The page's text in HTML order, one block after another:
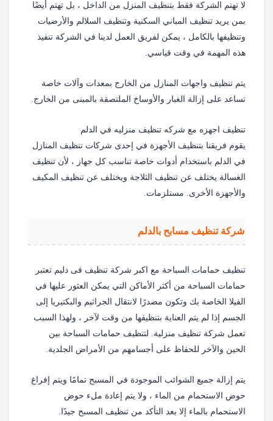
لا تهتم الشركة فقط بتنظيف المنزل من الداخل ، بل تهتم أيضًا
بمن يريد تنظيف المباني السكنية وتنظيف السلالم والأرضيات
وتنظيفها بالكامل ، يمكن لفريق العمل لدينا في الشركة تنفيذ
هذه المهمة في وقت قياسي.
يتم تنظيف واجهات المنازل من الخارج بمعدات وآلات خاصة
تساعد على إزالة الغبار والأوساخ الملتصقة بالمبنى من الخارج.
تنظيف اجهزه مع شركه تنظيف منزليه في الدلم
يقوم فريقنا بتنظيف الأجهزة في إحدى شركات تنظيف المنازل
في الدلم باستخدام أدوات خاصة تناسب كل جهاز ، لأن تنظيف
الغسالة يختلف عن تنظيف الثلاجة ويختلف عن تنظيف المكيف
والأجهزة الأخرى. مستلزمات.
شركة تنظيف مسابح بالدلم
تنظيف حمامات السباحة مع اكبر شركة تنظيف فى دليم تعتبر
حمامات السباحة من أكثر الأماكن التي يمكن العثور عليها في
الفيلا الخاصة بك وتكون مصدرًا لانتقال الجراثيم والبكتيريا إلى
الجسم إذا لم يتم العناية بتنظيفها من وقت لآخر ، ولهذا السبب
تعمل شركة تنظيف منزلية. لتنظيف حمامات السباحة بين
الحين والآخر للحفاظ على أجسامهم من الأمراض الجلدية.
يتم إزالة جميع الشوائب الموجودة في المسبح تمامًا ويتم إفراغ
حوض الاستحمام من الماء ، ولا يتم إعادة ملء حوض
الاستحمام بالماء إلا بعد التأكد من تنظيف المسبح جيدًا.